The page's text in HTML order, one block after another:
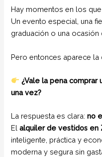
Hay momentos en los
Un evento especial, una
graduación o una
Pero entonces aparece la
¿Vale la pena comprar
una vez?
La respuesta es clara:no
Elalquiler de vestidos en
inteligente, práctica y
moderna y segura sin